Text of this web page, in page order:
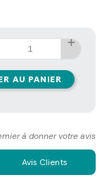
AU PANIER
à donner votre avis
Avis Clients